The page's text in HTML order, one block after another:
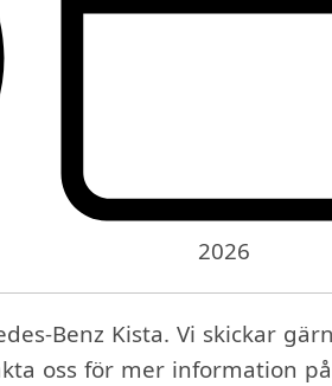
2026
Benz Kista. Vi skickar
oss för mer information